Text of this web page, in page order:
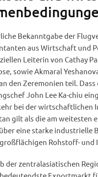
Bekanntgabe der
aus Wirtschaft und
Leiterin von Cathay
sowie Akmaral
den Zeremonien teil.
John Lee Ka-chiu
bei der wirtschaftlichen
gilt als die am weitesten
eine starke industrielle
Rohstoff-
der zentralasiatischen